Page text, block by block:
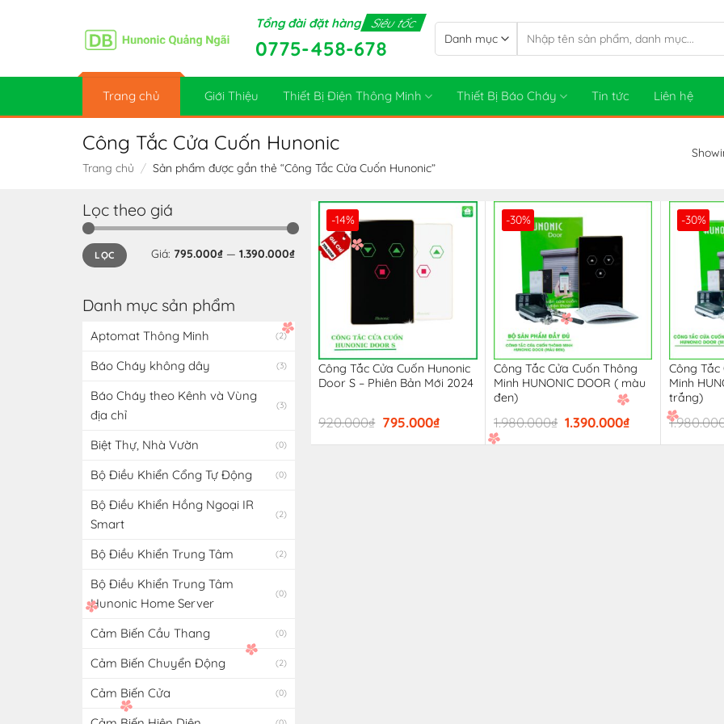
Tổng đài đặt hàng Siêu tốc
0775-458-678
kiếm:
Trang chủ Giới Thiệu Thiết Bị Điện Thông Minh Thiết Bị Báo Cháy Tin tức Liên hệ
Công Tắc Cửa Cuốn Hunonic
Trang chủ / Sản phẩm được gắn thẻ “Công Tắc Cửa Cuốn Hunonic”
Lọc theo giá
Giá
thấp
nhất
Giá
cao
nhất
LỌC Giá: 795.000₫— 1.390.000₫
Danh mục sản phẩm
Aptomat Thông Minh (2)
Báo Cháy không dây (3)
Báo Cháy theo Kênh và Vùng
địa chỉ
(3)
Biệt Thự, Nhà Vườn (0)
Bộ Điều Khiển Cổng Tự Động (0)
Bộ Điều Khiển Hồng Ngoại IR
Smart
(2)
Bộ Điều Khiển Trung Tâm (2)
Bộ Điều Khiển Trung Tâm
Hunonic Home Server
(0)
Cảm Biến Cầu Thang (0)
Cảm Biến Chuyển Động (2)
Cảm Biến Cửa (0)
-14%
Công Tắc Cửa Cuốn Hunonic
Door S – Phiên Bản Mới 2024
920.000₫ Giá
là:
795.000₫
tại
-30%
Công Tắc Cửa Cuốn Thông
Minh HUNONIC DOOR ( màu
đen)
1.980.000₫ Giá
là:
1.390.000₫
tại
-30%
Công Tắc
Minh
trắng)